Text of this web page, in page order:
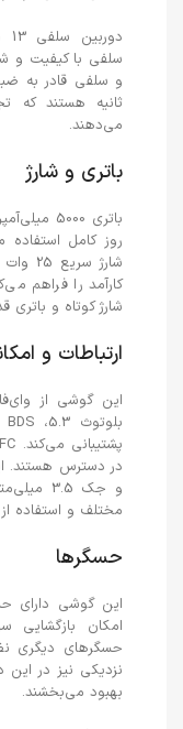
سلفی با کیفیت و
ثانیه هستند که
می‌دهند.
باتری و شارژ
باتری
روز کامل استفاده
شارژ
کارآمد را فراهم
شارژ کوتاه و باتری
ارتباطات و
و جک
مختلف و استفاده
حسگرها
این گوشی دارای
امکان بازگشایی
حسگرهای دیگری
نزدیکی نیز در این
بهبود می‌بخشند.